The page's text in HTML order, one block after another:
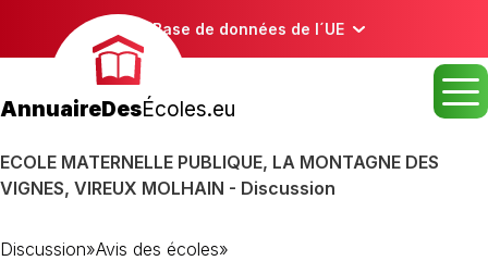
Base de données de l´UE
AnnuaireDesÉcoles.eu
ECOLE MATERNELLE PUBLIQUE, LA MONTAGNE DES
VIGNES, VIREUX MOLHAIN - Discussion
Discussion»Avis des écoles»